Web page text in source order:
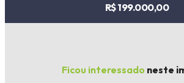
R$ 199.000,00
Ficou interessado neste